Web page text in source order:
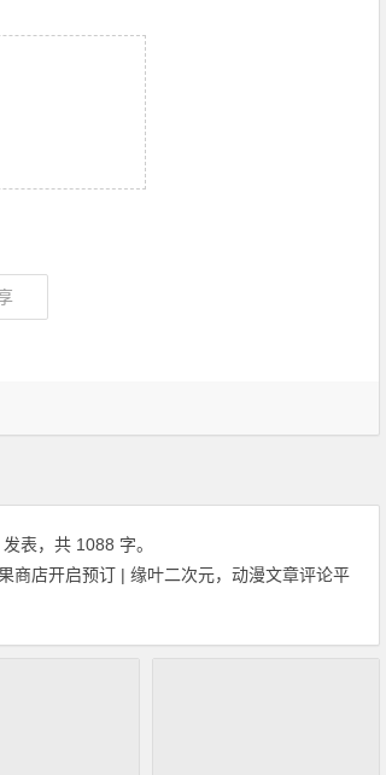
发表，共 1088 字。
商店开启预订 | 缘叶二次元，动漫文章评论平